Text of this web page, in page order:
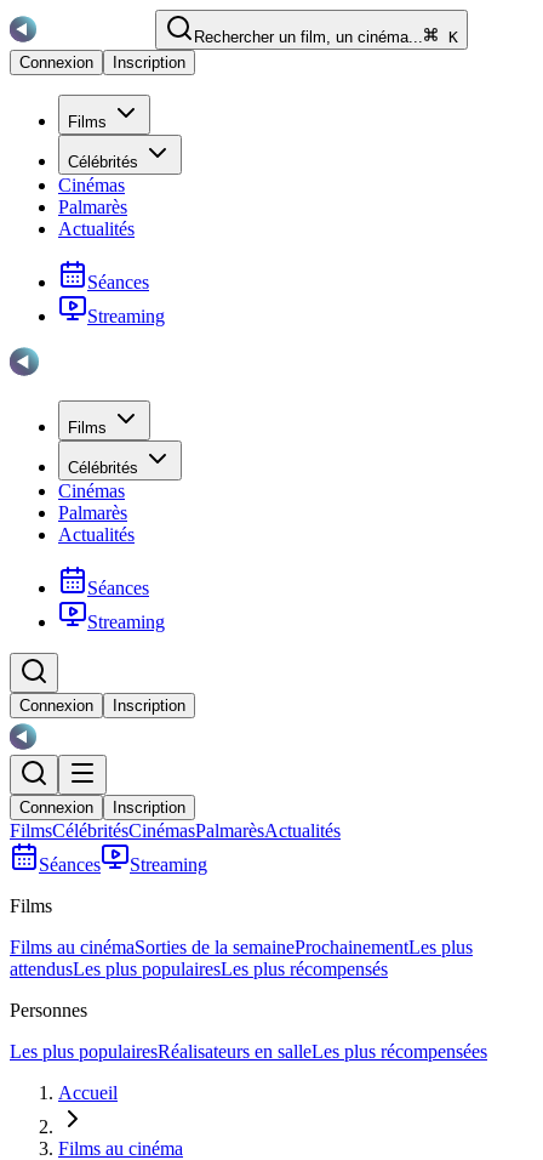
Rechercher un film, un cinéma...
K
Connexion
Inscription
Films
Célébrités
Cinémas
Palmarès
Actualités
Séances
Streaming
Films
Célébrités
Cinémas
Palmarès
Actualités
Séances
Streaming
Connexion Inscription
Connexion Inscription
FilmsCélébritésCinémasPalmarèsActualités
Séances
Streaming
Films
Films au cinémaSorties de la semaineProchainementLes plus
attendusLes plus populairesLes plus récompensés
Personnes
Les plus populairesRéalisateurs en salleLes plus récompensées
Accueil
Films au cinéma